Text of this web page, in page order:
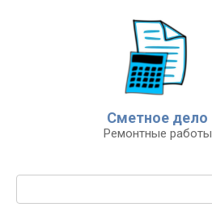
Сметное дело
Ремонтные работы
Поиск: